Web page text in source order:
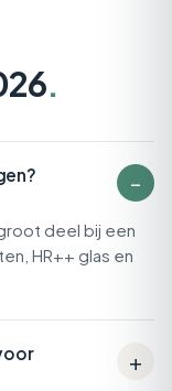
.
deel bij een
HR++ glas en